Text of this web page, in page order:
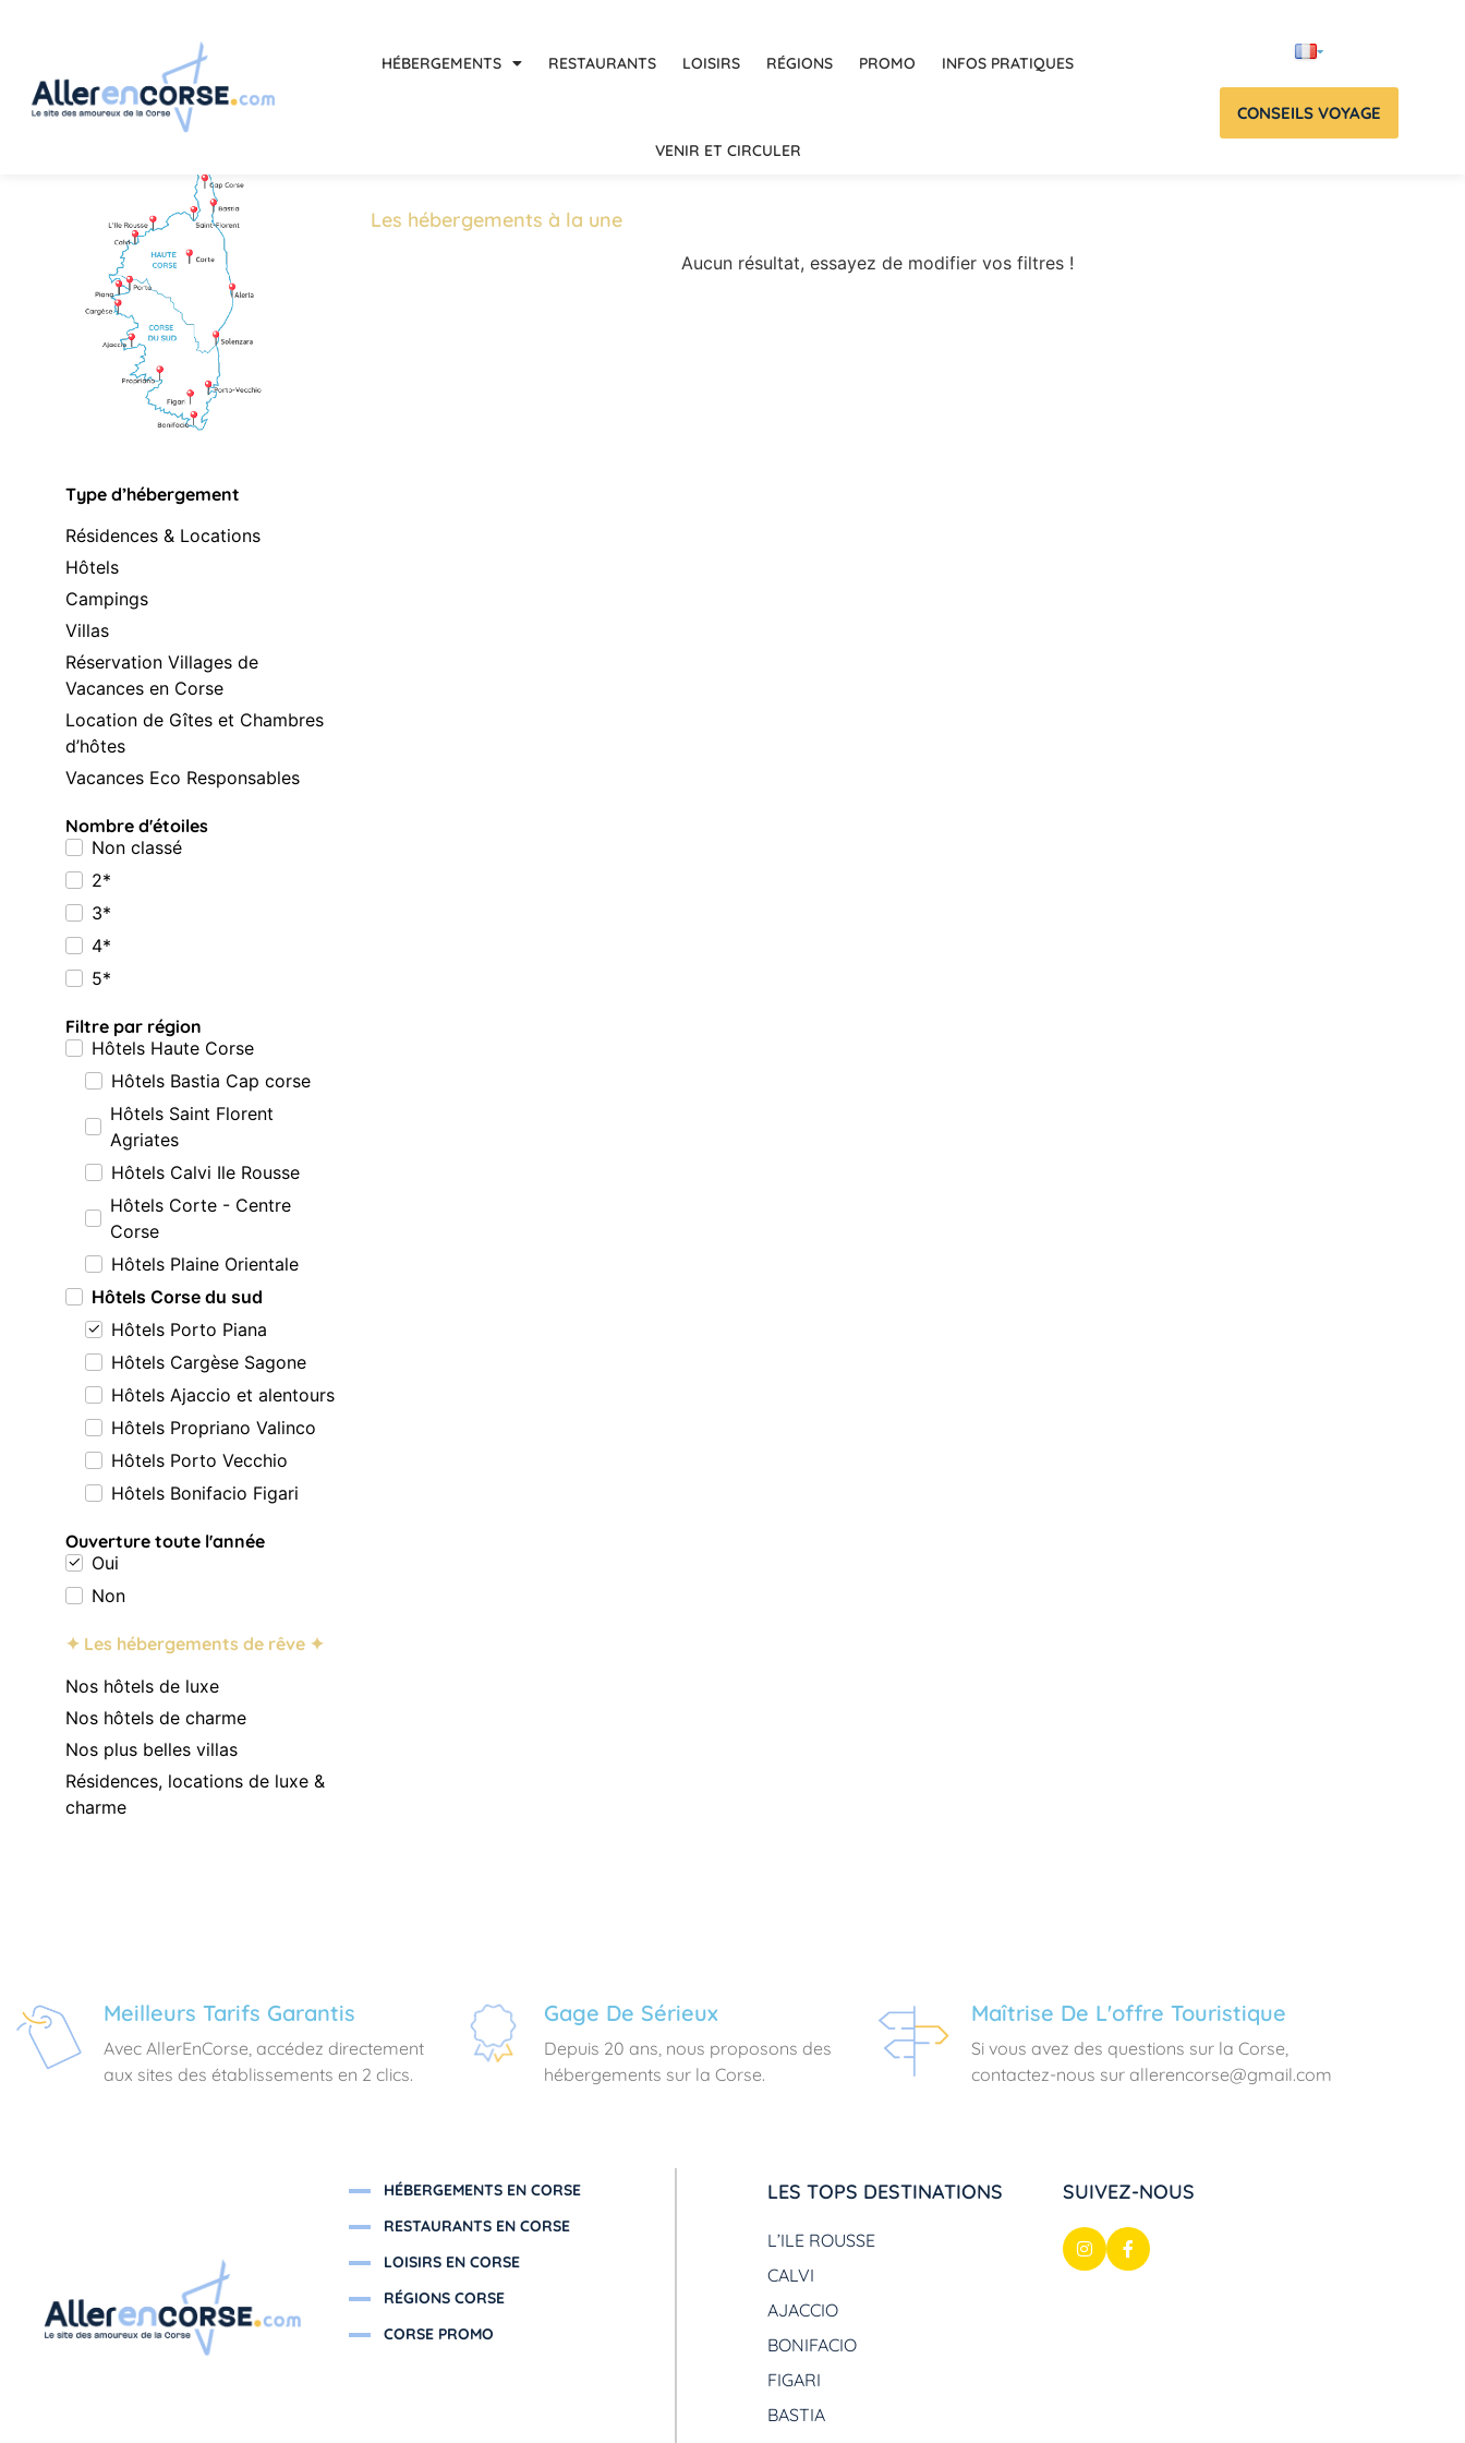
HÉBERGEMENTS RESTAURANTS LOISIRS RÉGIONS PROMO INFOS PRATIQUES
VENIR ET CIRCULER
CONSEILS VOYAGE
Type d’hébergement
Résidences & Locations
Hôtels
Campings
Villas
Réservation Villages de
Vacances en Corse
Location de Gîtes et Chambres
d’hôtes
Vacances Eco Responsables
Nombre d'étoiles
Non classé
2*
3*
4*
5*
Filtre par région
Hôtels Haute Corse
Hôtels Bastia Cap corse
Hôtels Saint Florent
Agriates
Hôtels Calvi Ile Rousse
Hôtels Corte - Centre
Corse
Hôtels Plaine Orientale
Hôtels Corse du sud
Hôtels Porto Piana
Hôtels Cargèse Sagone
Hôtels Ajaccio et alentours
Hôtels Propriano Valinco
Hôtels Porto Vecchio
Hôtels Bonifacio Figari
Ouverture toute l'année
Oui
Non
✦ Les hébergements de rêve ✦
Nos hôtels de luxe
Nos hôtels de charme
Nos plus belles villas
Résidences, locations de luxe &
charme
Les hébergements à la une
Aucun résultat, essayez de modifier vos filtres !
Meilleurs Tarifs Garantis
Avec AllerEnCorse, accédez directement
aux sites des établissements en 2 clics.
Gage De Sérieux
Depuis 20 ans, nous proposons des
hébergements sur la Corse.
Maîtrise De L'offre Touristique
Si vous avez des questions sur la Corse,
contactez-nous sur allerencorse@gmail.com
HÉBERGEMENTS EN CORSE
RESTAURANTS EN CORSE
LOISIRS EN CORSE
RÉGIONS CORSE
CORSE PROMO
LES TOPS DESTINATIONS
L’ILE ROUSSE
CALVI
AJACCIO
BONIFACIO
FIGARI
BASTIA
SUIVEZ-NOUS